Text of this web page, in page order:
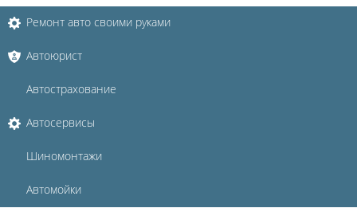
Ремонт авто своими руками
Автоюрист
Автострахование
Автосервисы
Шиномонтажи
Автомойки